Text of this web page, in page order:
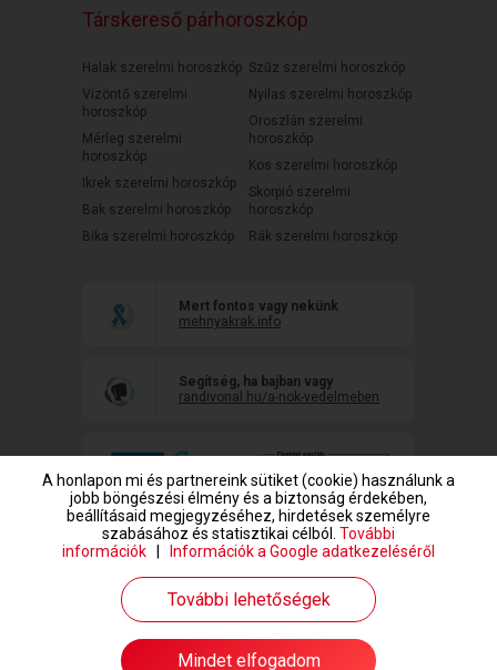
Társkereső párhoroszkóp
Halak szerelmi horoszkóp
Vízöntő szerelmi
horoszkóp
Mérleg szerelmi
horoszkóp
Ikrek szerelmi horoszkóp
Bak szerelmi horoszkóp
Bika szerelmi horoszkóp
Szűz szerelmi horoszkóp
Nyilas szerelmi horoszkóp
Oroszlán szerelmi
horoszkóp
Kos szerelmi horoszkóp
Skorpió szerelmi
horoszkóp
Rák szerelmi horoszkóp
Mert fontos vagy nekünk
mehnyakrak.info
Segítség, ha bajban vagy
randivonal.hu/a-nok-vedelmeben
www.randivonal.hu © Copyright 1999-2026 Dating Central Europe Zrt.
A honlapon mi és partnereink sütiket (cookie) használunk a
jobb böngészési élmény és a biztonság érdekében,
beállításaid megjegyzéséhez, hirdetések személyre
szabásához és statisztikai célból. További
információk
Információk a Google adatkezeléséről
További lehetőségek
Mindet elfogadom